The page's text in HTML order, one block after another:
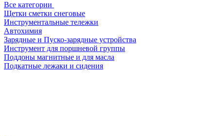
Все категории
Щетки сметки снеговые
Инструментальные тележки
Автохимия
Зарядные и Пуско-зарядные устройства
Инструмент для поршневой группы
Поддоны магнитные и для масла
Подкатные лежаки и сидения